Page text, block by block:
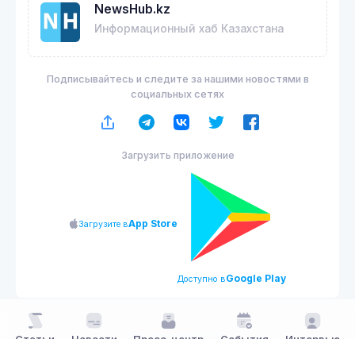
NewsHub.kz
Информационный хаб Казахстана
Подписывайтесь и следите за нашими новостями в
социальных сетях
Загрузить приложение
Загрузите вApp Store
Доступно вGoogle Play